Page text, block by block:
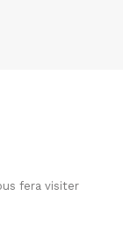
fera visiter